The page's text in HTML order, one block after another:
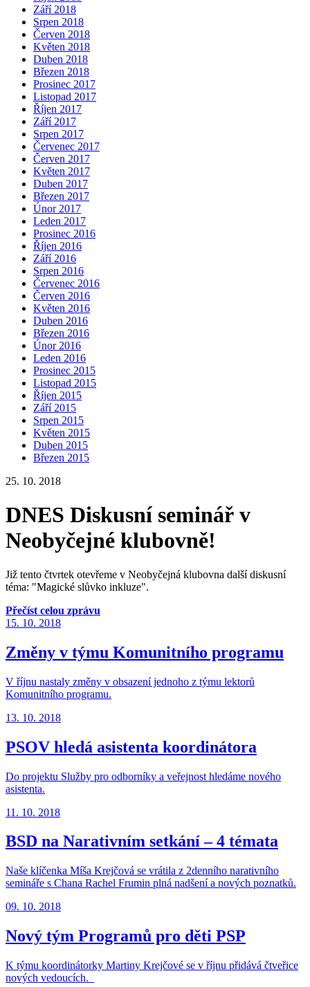
Září 2018
Srpen 2018
Červen 2018
Květen 2018
Duben 2018
Březen 2018
Prosinec 2017
Listopad 2017
Říjen 2017
Září 2017
Srpen 2017
Červenec 2017
Červen 2017
Květen 2017
Duben 2017
Březen 2017
Únor 2017
Leden 2017
Prosinec 2016
Říjen 2016
Září 2016
Srpen 2016
Červenec 2016
Červen 2016
Květen 2016
Duben 2016
Březen 2016
Únor 2016
Leden 2016
Prosinec 2015
Listopad 2015
Říjen 2015
Září 2015
Srpen 2015
Květen 2015
Duben 2015
Březen 2015
25. 10. 2018
DNES Diskusní seminář v
Neobyčejné klubovně!
Již tento čtvrtek otevřeme v Neobyčejná klubovna další diskusní
téma: "Magické slůvko inkluze".
Přečíst celou zprávu
15. 10. 2018
Změny v týmu Komunitního programu
V říjnu nastaly změny v obsazení jednoho z týmu lektorů
Komunitního programu.
13. 10. 2018
PSOV hledá asistenta koordinátora
Do projektu Služby pro odborníky a veřejnost hledáme nového
asistenta.
11. 10. 2018
BSD na Narativním setkání – 4 témata
Naše klíčenka Míša Krejčová se vrátila z 2denního narativního
semináře s Chana Rachel Frumin plná nadšení a nových poznatků.
09. 10. 2018
Nový tým Programů pro děti PSP
K týmu koordinátorky Martiny Krejčové se v říjnu přidává čtveřice
nových vedoucích.